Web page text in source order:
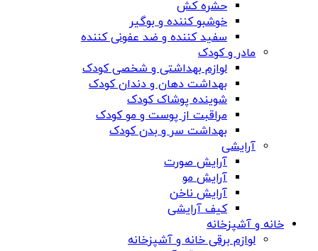
حشره کش
خوشبو کننده و بوگیر
سفید کننده و ضد عفونی کننده
مادر و کودک
لوازم بهداشتی و شخصی کودک
بهداشت دهان و دندان کودک
شوینده پوشاک کودک
مراقبت از پوست و مو کودک
بهداشت سر و بدن کودک
آرایشی
آرایش صورت
آرایش مو
آرایش ناخن
کیف آرایشی
خانه و آشپزخانه
لوازم برقی خانه و آشپزخانه